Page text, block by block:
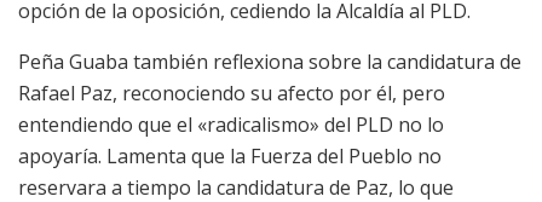
opción de la oposición, cediendo la Alcaldía al PLD.
Peña Guaba también reflexiona sobre la candidatura de
Rafael Paz, reconociendo su afecto por él, pero
entendiendo que el «radicalismo» del PLD no lo
apoyaría. Lamenta que la Fuerza del Pueblo no
reservara a tiempo la candidatura de Paz, lo que